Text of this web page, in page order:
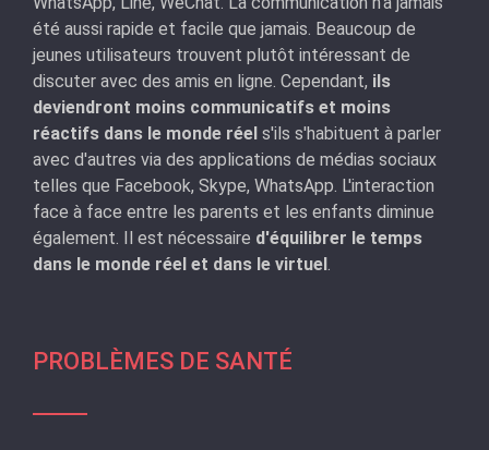
été aussi rapide et facile que jamais. Beaucoup de
jeunes utilisateurs trouvent plutôt intéressant de
discuter avec des amis en ligne. Cependant, ils
deviendront moins communicatifs et moins
réactifs dans le monde réel s'ils s'habituent à parler
avec d'autres via des applications de médias sociaux
telles que Facebook, Skype, WhatsApp. L'interaction
face à face entre les parents et les enfants diminue
également. Il est nécessaire d'équilibrer le temps
dans le monde réel et dans le virtuel.
PROBLÈMES DE SANTÉ